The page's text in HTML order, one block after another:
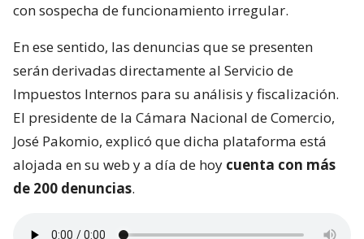
con sospecha de funcionamiento irregular.
En ese sentido, las denuncias que se presenten
serán derivadas directamente al Servicio de
Impuestos Internos para su análisis y fiscalización.
El presidente de la Cámara Nacional de Comercio,
José Pakomio, explicó que dicha plataforma está
alojada en su web y a día de hoy cuenta con más
de 200 denuncias.